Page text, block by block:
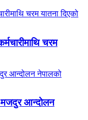
चरम
आन्दोलन